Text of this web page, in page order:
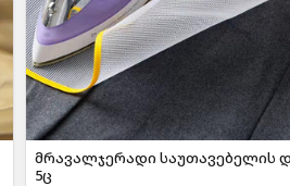
მრავალჯერადი საუთავებელის
5ც